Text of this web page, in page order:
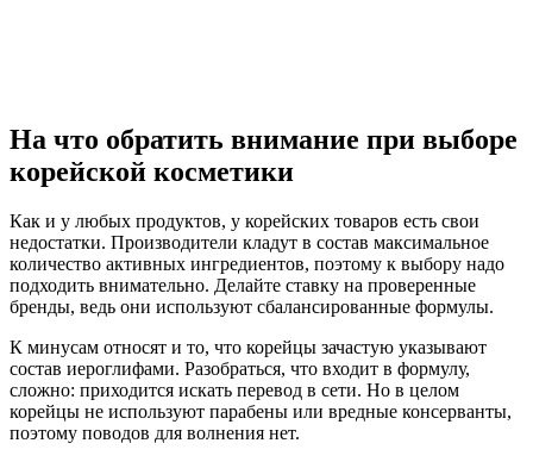
На что обратить внимание при выборе
корейской косметики
Как и у любых продуктов, у корейских товаров есть свои
недостатки. Производители кладут в состав максимальное
количество активных ингредиентов, поэтому к выбору надо
подходить внимательно. Делайте ставку на проверенные
бренды, ведь они используют сбалансированные формулы.
К минусам относят и то, что корейцы зачастую указывают
состав иероглифами. Разобраться, что входит в формулу,
сложно: приходится искать перевод в сети. Но в целом
корейцы не используют парабены или вредные консерванты,
поэтому поводов для волнения нет.